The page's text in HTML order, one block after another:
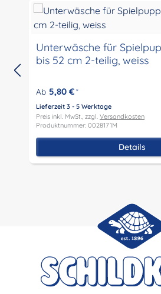
Unterwäsche für
bis 52 cm 2-teilig, weiss
Ab 5,80 € *
Lieferzeit 3 - 5 Werktage
Preis inkl. MwSt., zzgl. Versandkosten
Produktnummer: 0028171M
Details